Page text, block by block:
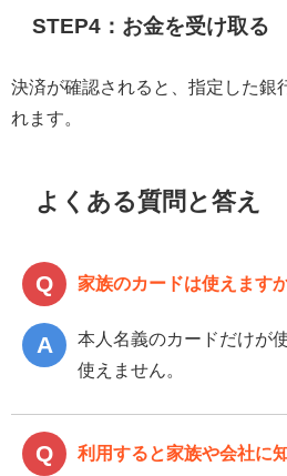
STEP4：お金を受け取る
決済が確認されると、指定した銀
れます。
よくある質問と答え
家族のカードは使えます
本人名義のカードだけが
使えません。
利用すると家族や会社に